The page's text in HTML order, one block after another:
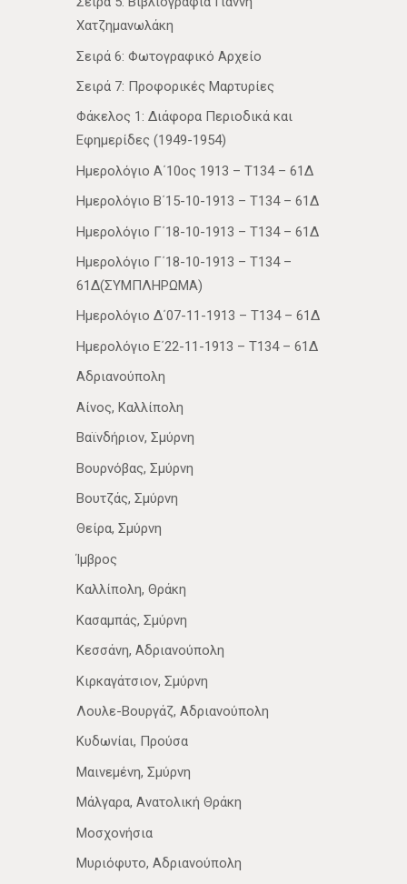
Χατζημανωλάκη
Σειρά 6: Φωτογραφικό Αρχείο
Σειρά 7: Προφορικές Μαρτυρίες
Φάκελος 1: Διάφορα Περιοδικά και
Εφημερίδες (1949-1954)
Ημερολόγιο Α΄10ος 1913 – Τ134 – 61Δ
Ημερολόγιο Β΄15-10-1913 – Τ134 – 61Δ
Ημερολόγιο Γ΄18-10-1913 – Τ134 – 61Δ
Ημερολόγιο Γ΄18-10-1913 – Τ134 –
61Δ(ΣΥΜΠΛΗΡΩΜΑ)
Ημερολόγιο Δ΄07-11-1913 – Τ134 – 61Δ
Ημερολόγιο Ε΄22-11-1913 – Τ134 – 61Δ
Αδριανούπολη
Αίνος, Καλλίπολη
Βαϊνδήριον, Σμύρνη
Βουρνόβας, Σμύρνη
Βουτζάς, Σμύρνη
Θείρα, Σμύρνη
Ίμβρος
Καλλίπολη, Θράκη
Κασαμπάς, Σμύρνη
Κεσσάνη, Αδριανούπολη
Κιρκαγάτσιον, Σμύρνη
Λουλε-Βουργάζ, Αδριανούπολη
Κυδωνίαι, Προύσα
Μαινεμένη, Σμύρνη
Μάλγαρα, Ανατολική Θράκη
Μοσχονήσια
Μυριόφυτο, Αδριανούπολη